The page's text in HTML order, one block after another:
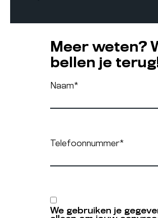
Meer weten?
bellen je
Naam*
Telefoonnummer*
We gebruiken je